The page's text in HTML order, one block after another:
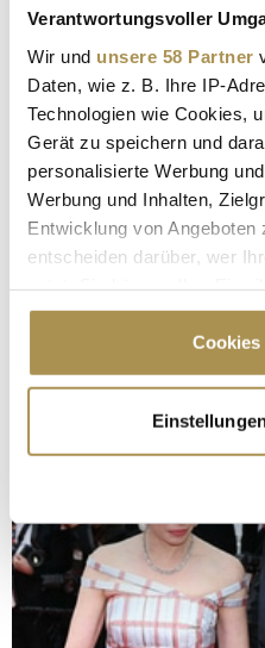
Verantwortungsvoller
Wir und unsere 58 Partner
Daten, wie z. B. Ihre IP-
Technologien wie Cookies,
Gerät zu speichern und
personalisierte Werbung
Werbung und Inhalten,
Entwicklung von Angeboten
entscheiden darüber, wer
Cookie-Erklärung oder
Trigger Symbol ändern oder
Informationen über
erfassen, welche bis
bestimmten
Erfahren Sie mehr darüber,
verarbeitet werden, und
Abschnitt Einzelheiten
Cookies